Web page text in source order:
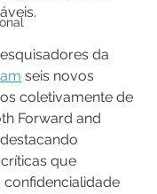
da
seis novos
coletivamente de
Forward and
que